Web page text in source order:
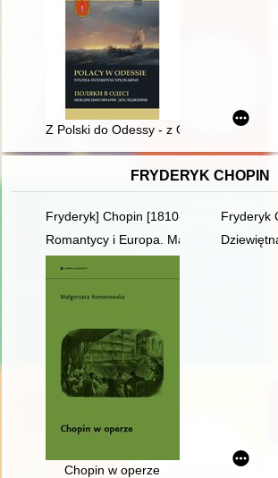
Z Polski do Odessy - z Odessy do
FRYDERYK CHOPIN
Fryderyk] Chopin [1810-1849]. Życie i
Fryderyk
Romantycy i Europa. Marzenia,
Chopin w operze